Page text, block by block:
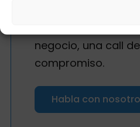
negocio, una call
compromiso.
Habla con